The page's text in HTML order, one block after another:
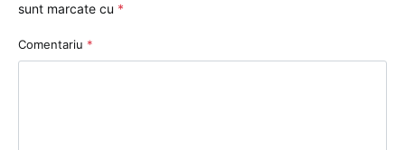
sunt marcate cu *
Comentariu *